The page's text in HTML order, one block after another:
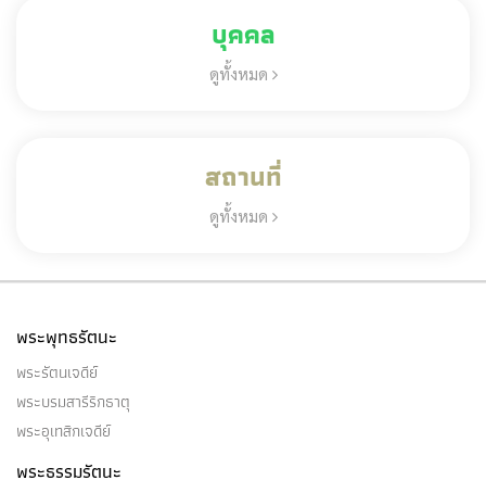
บุคคล
ดูทั้งหมด
สถานที่
ดูทั้งหมด
พระพุทธรัตนะ
พระรัตนเจดีย์
พระบรมสารีริกธาตุ
พระอุเทสิกเจดีย์
พระธรรมรัตนะ